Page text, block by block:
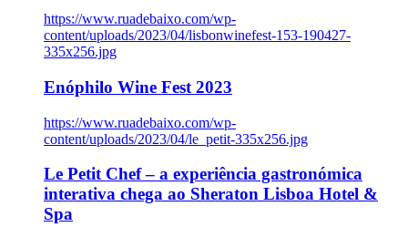
https://www.ruadebaixo.com/wp-
content/uploads/2023/04/lisbonwinefest-153-190427-
335x256.jpg
Enóphilo Wine Fest 2023
https://www.ruadebaixo.com/wp-
content/uploads/2023/04/le_petit-335x256.jpg
Le Petit Chef – a experiência gastronómica
interativa chega ao Sheraton Lisboa Hotel &
Spa